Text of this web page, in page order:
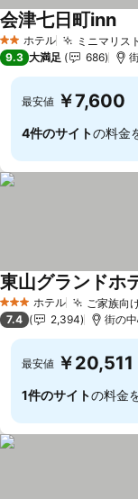
2 ホテルのランク
ホテル ミニマリス
会津七日町inn
9.3 大満足 686
最安値 ￥7,600
4件のサイトの料金
3 ホテルのランク
ホテル ご家族向
東山グランドホ
7.4 2,394 街の
最安値 ￥20,511
1件のサイトの料金